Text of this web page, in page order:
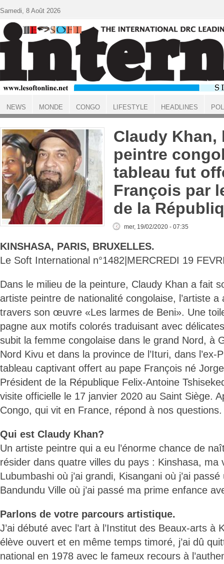
ACCUEIL
Claudy Khan,
peintre
tableau fut
François par
de la
mer, 19/02/2020 - 07:35
KINSHASA, PARIS, BRUXELLES.
Le Soft International n°1482|MERCREDI 19
Dans le milieu de la peinture, Claudy Khan a fait
artiste peintre de nationalité congolaise, l’artiste a
travers son œuvre «Les larmes de Beni». Une
pagne aux motifs colorés traduisant avec
subit la femme congolaise dans le grand Nord, à
Nord Kivu et dans la province de l’Ituri, dans l’ex-
tableau captivant offert au pape François né
Président de la République Felix-Antoine
visite officielle le 17 janvier 2020 au Saint Siège.
Congo, qui vit en France, répond à nos questions.
Qui est Claudy Khan?
Un artiste peintre qui a eu l’énorme chance de
résider dans quatre villes du pays : Kinshasa, ma
Lubumbashi où j’ai grandi, Kisangani où j’ai
Bandundu Ville où j’ai passé ma prime enfance
Parlons de votre parcours artistique.
J’ai débuté avec l’art à l’Institut des Beaux-arts à
élève ouvert et en même temps timoré, j’ai dû
national en 1978 avec le fameux recours à
Samedi, 8 Août 2026
NEWS MONDE CONGO LIFESTYLE HEADLINES